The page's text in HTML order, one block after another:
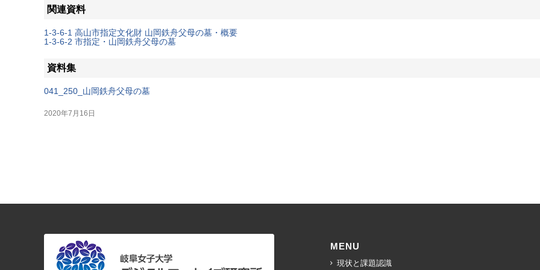
関連資料
1-3-6-1 高山市指定文化財 山岡鉄舟父母の墓・概要
1-3-6-2 市指定・山岡鉄舟父母の墓
資料集
041_250_山岡鉄舟父母の墓
2020年7月16日
MENU
現状と課題認識